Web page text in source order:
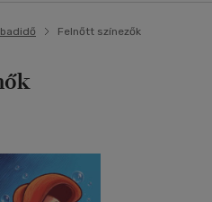
Felnőtt színezők